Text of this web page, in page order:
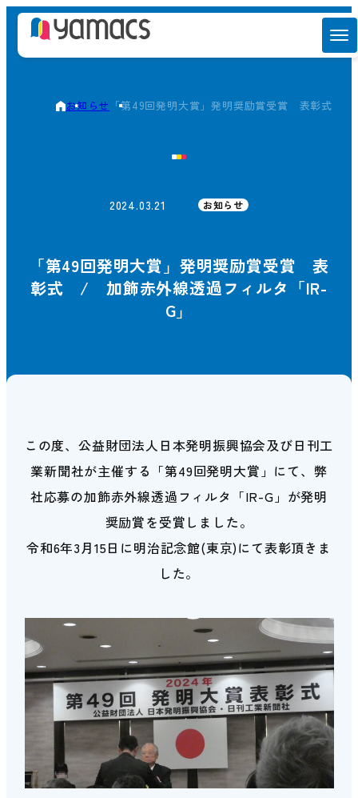
お知らせ 「第49回発明大賞」発明奨励賞受賞 表彰式 /
2024.03.21 お知らせ
「第49回発明大賞」発明奨励賞受賞 表
彰式 / 加飾赤外線透過フィルタ「IR-
G」
この度、公益財団法人日本発明振興協会及び日刊工
業新聞社が主催する「第49回発明大賞」にて、弊
社応募の加飾赤外線透過フィルタ「IR-G」が発明
奨励賞を受賞しました。
令和6年3月15日に明治記念館(東京)にて表彰頂きま
した。